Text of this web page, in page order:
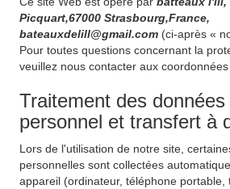
Picquart,67000 Strasbourg,France,
bateauxdelill@gmail.com (ci-après «
Pour toutes questions concernant la
veuillez nous contacter aux coordonnées
Traitement des
personnel et transfert à
Lors de l'utilisation de notre site,
personnelles sont collectées
appareil (ordinateur, téléphone portable,